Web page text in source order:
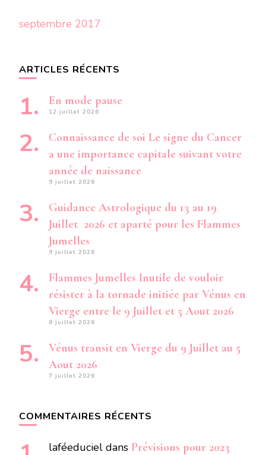
septembre 2017
ARTICLES RÉCENTS
En mode pause
12 juillet 2026
Connaissance de soi Le signe du Cancer
a une importance capitale suivant votre
année de naissance
9 juillet 2026
Guidance Astrologique du 13 au 19
Juillet 2026 et aparté pour les Flammes
Jumelles
9 juillet 2026
Flammes Jumelles Inutile de vouloir
résister à la tornade initiée par Vénus en
Vierge entre le 9 Juillet et 5 Aout 2026
8 juillet 2026
Vénus transit en Vierge du 9 Juillet au 5
Aout 2026
7 juillet 2026
COMMENTAIRES RÉCENTS
laféeduciel dans Prévisions pour 2023